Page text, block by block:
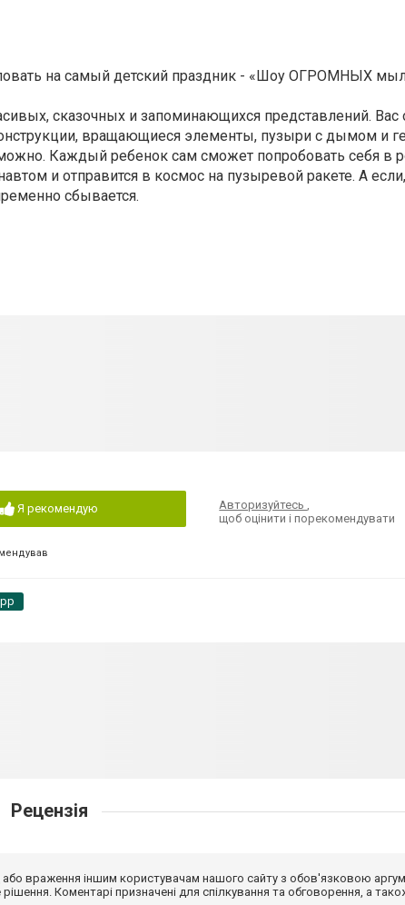
на самый детский праздник - «Шоу ОГРОМНЫХ
сказочных и запоминающихся представлений.
вращающиеся элементы, пузыри с дымом и
Каждый ребенок сам сможет попробовать себя в
и отправится в космос на пузыревой ракете. А
сбывается.
Я рекомендую Авторизуйтесь
щоб оцінити і порекомендувати
Рецензія
або враження іншим користувачам нашого сайту з обов'язковою
Коментарі призначені для спілкування та обговорення, а